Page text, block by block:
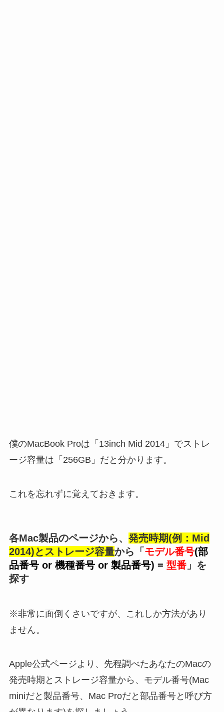
僕のMacBook Proは「13inch Mid 2014」でストレ
ージ容量は「256GB」だと分かります。
これを忘れずに覚えておきます。
各Mac製品のページから、 発売時期(例：Mid
2014)とストレージ容量から「 モデル番号(部
品番号 or 機種番号 or 製品番号) = 型番」を
探す
※非常に面倒くさいですが、これしか方法があり
ません。
Apple公式ページより、先程調べたあなたのMacの
発売時期とストレージ容量から、モデル番号(Mac
miniだと製品番号、Mac Proだと部品番号と呼び方